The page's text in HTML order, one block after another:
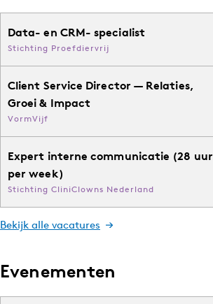
Data- en CRM- specialist
Stichting Proefdiervrij
Client Service Director — Relaties,
Groei & Impact
VormVijf
Expert interne communicatie (28 uur
per week)
Stichting CliniClowns Nederland
Bekijk alle vacatures
Evenementen